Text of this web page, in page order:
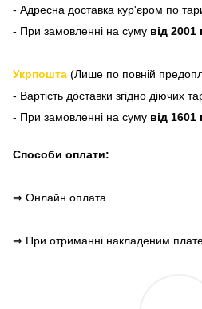
- Адресна доставка кур'єром по
- При замовленні на суму від
Укрпошта (Лише по повній
- Вартість доставки згідно діючих
- При замовленні на суму від
Способи оплати:
⇒ Онлайн оплата
⇒ При отриманні накладеним